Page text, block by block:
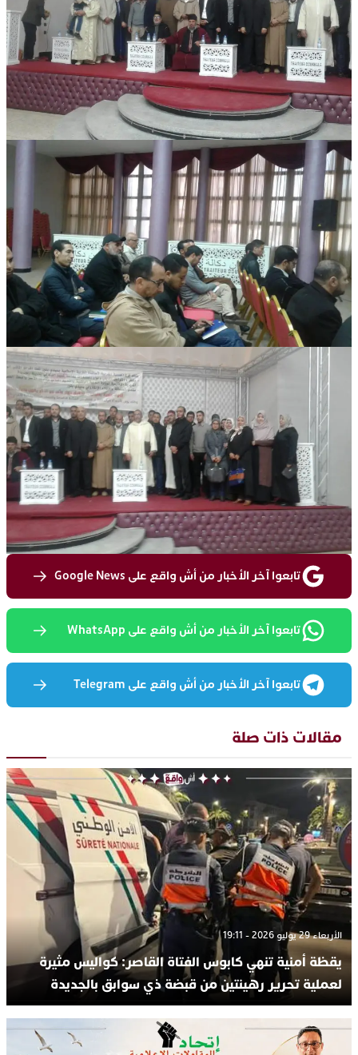
تابعوا آخر الأخبار من أش واقع على Google News
تابعوا آخر الأخبار من أش واقع على WhatsApp
تابعوا آخر الأخبار من أش واقع على Telegram
مقالات ذات صلة
الأربعاء 29 يوليو 2026 - 19:11
يقظة أمنية تنهي كابوس الفتاة القاصر: كواليس مثيرة
لعملية تحرير رهينتين من قبضة ذي سوابق بالجديدة